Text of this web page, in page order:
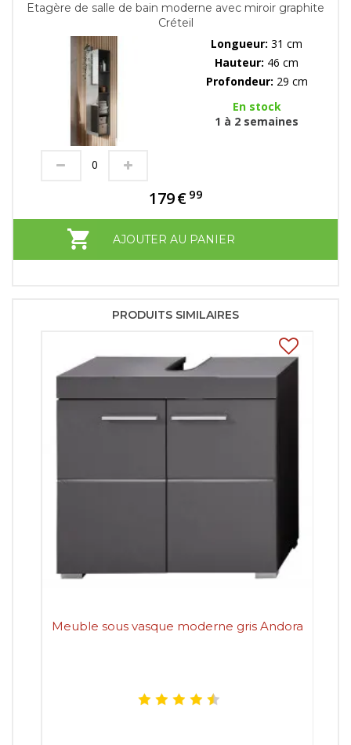
Etagère de salle de bain moderne avec miroir graphite
Créteil
Longueur: 31 cm
Hauteur: 46 cm
Profondeur: 29 cm
En stock
1 à 2 semaines
179€ 99
AJOUTER AU PANIER
PRODUITS SIMILAIRES
Meuble sous vasque moderne gris Andora